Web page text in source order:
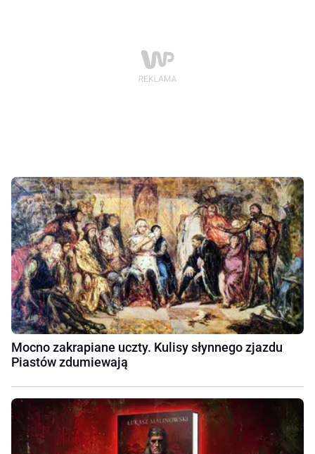
Mocno zakrapiane uczty. Kulisy słynnego zjazdu
Piastów zdumiewają